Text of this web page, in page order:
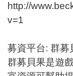
http://
v=1
募資平台: 群募
群募貝果是遊